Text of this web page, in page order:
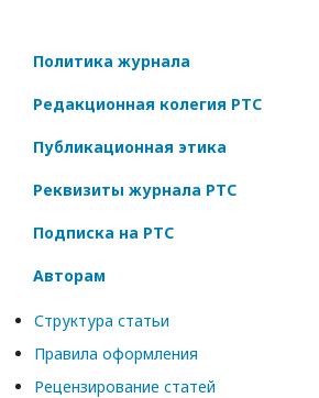
Политика журнала
Редакционная колегия РТС
Публикационная этика
Реквизиты журнала РТС
Подписка на РТС
Авторам
Структура статьи
Правила оформления
Рецензирование статей